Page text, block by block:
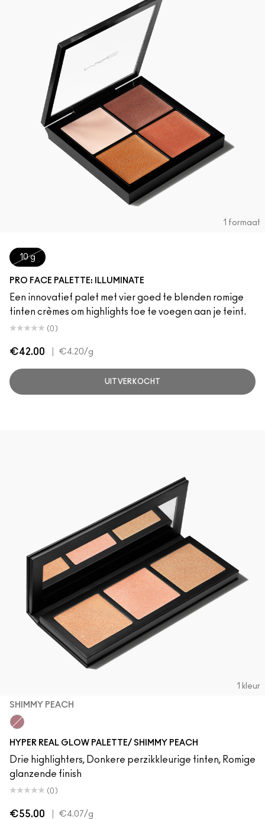
1 formaat
10 g
PRO FACE PALETTE: ILLUMINATE
Een innovatief palet met vier goed te blenden romige
tinten crèmes om highlights toe te voegen aan je teint.
(0)
€42.00 €4.20/g
UITVERKOCHT
1 kleur
SHIMMY PEACH
HYPER REAL GLOW PALETTE/ SHIMMY PEACH
Drie highlighters, Donkere perzikkleurige tinten, Romige
glanzende finish
(0)
€55.00 €4.07/g